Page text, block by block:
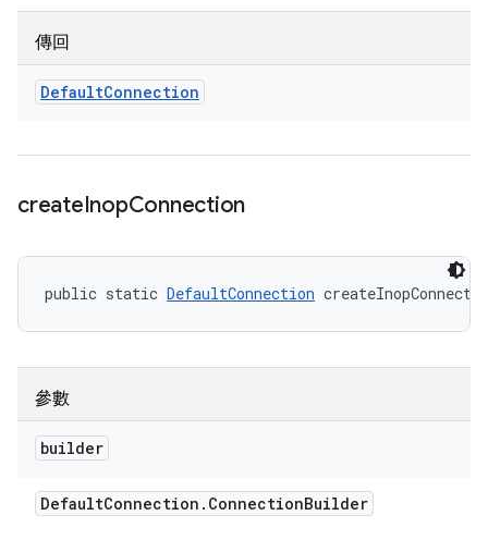
傳回
DefaultConnection
createInopConnection
public static DefaultConnection
參數
builder
DefaultConnection . ConnectionBuilder